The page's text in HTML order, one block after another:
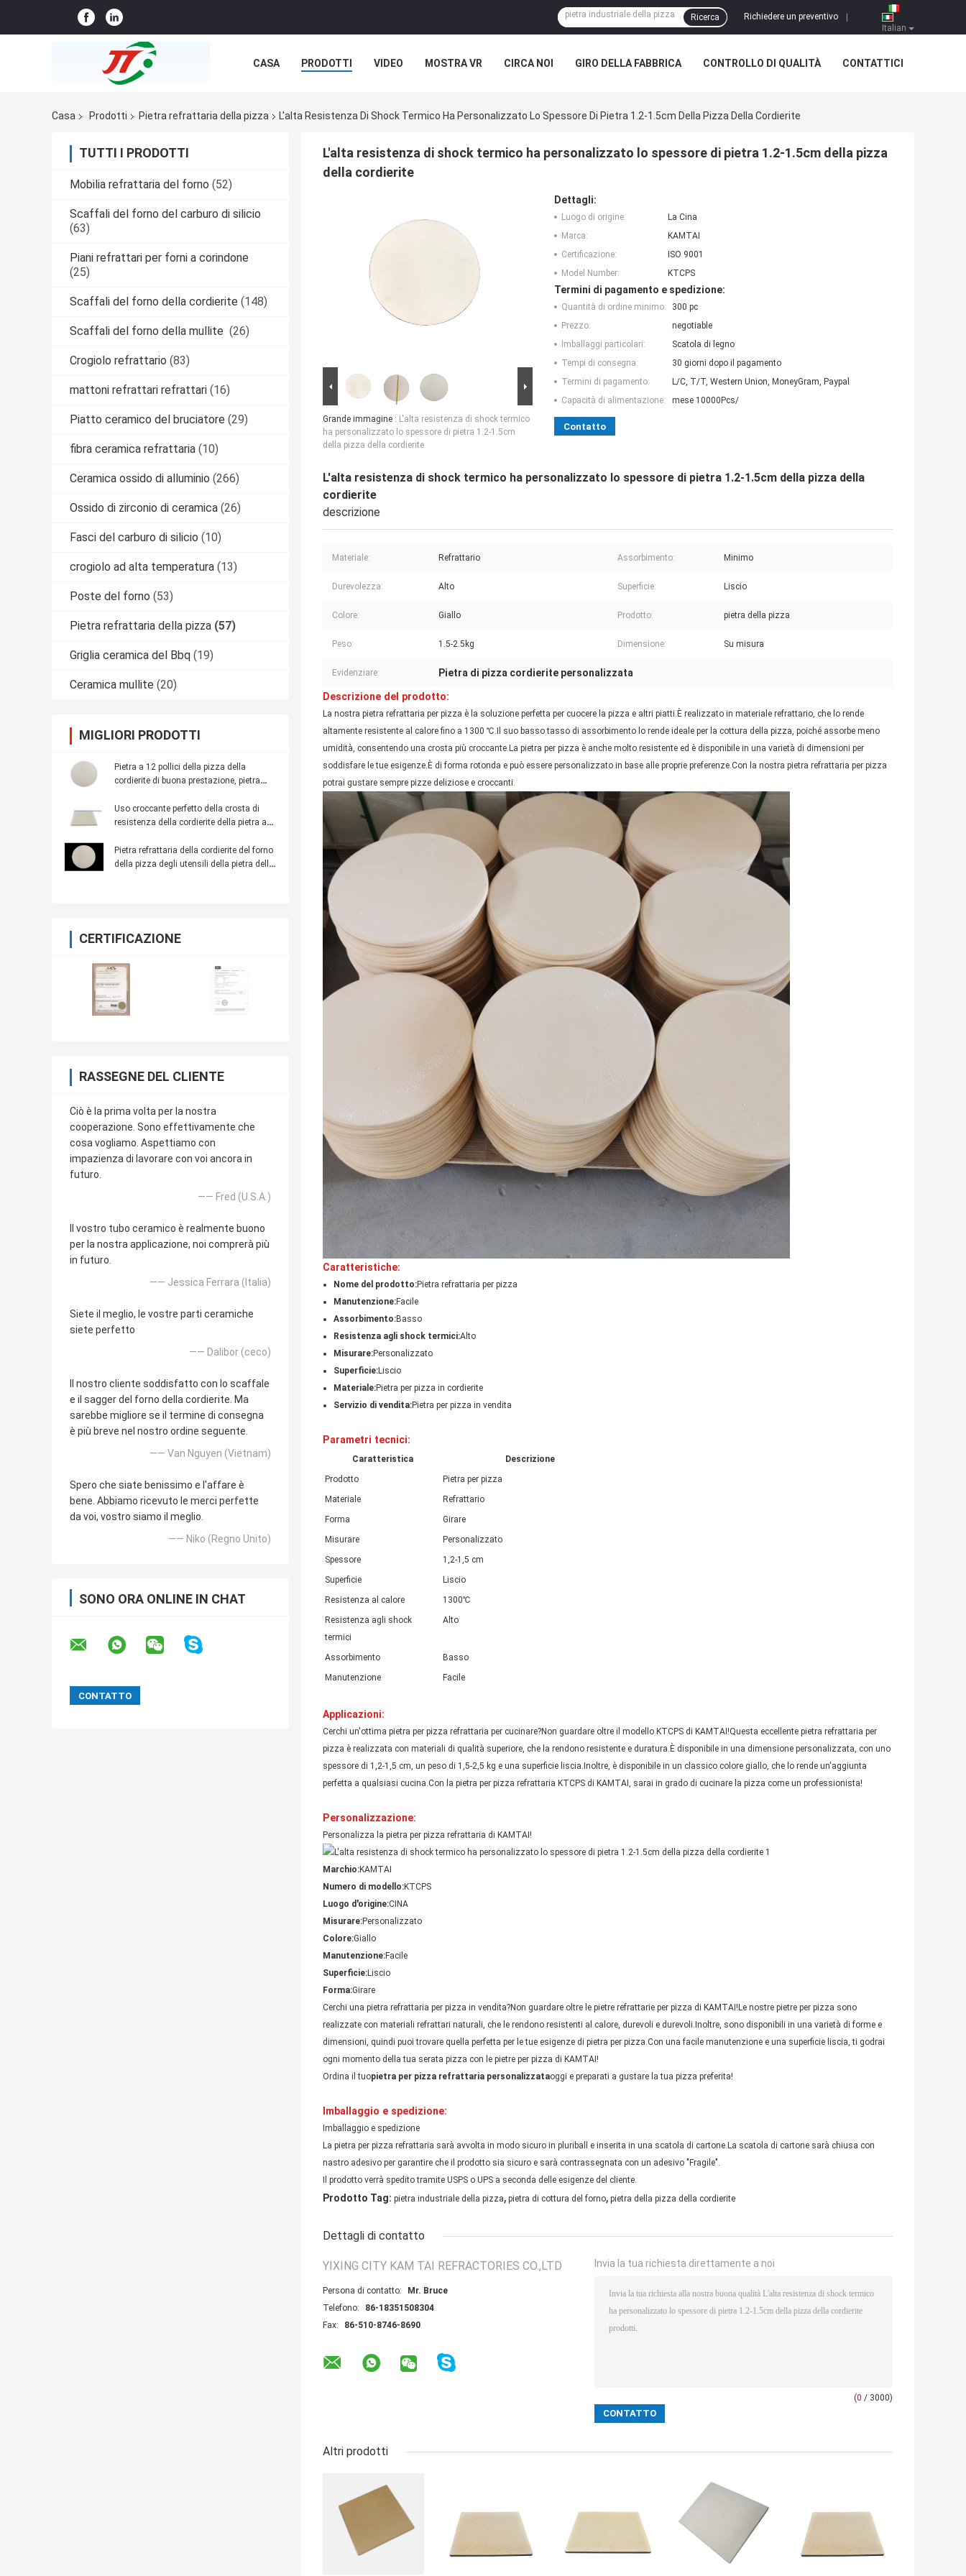
Italian
Richiedere un preventivo
Ricerca
CASA PRODOTTI VIDEO MOSTRA VR CIRCA NOI GIRO DELLA FABBRICA CONTROLLO DI QUALITÀ CONTATTICI
Casa
Prodotti Pietra refrattaria della pizza L'alta Resistenza Di Shock Termico Ha Personalizzato Lo Spessore Di Pietra 1.2-1.5cm Della Pizza Della Cordierite
TUTTI I PRODOTTI
Mobilia refrattaria del forno (52)
Scaffali del forno del carburo di silicio
(63)
Piani refrattari per forni a corindone
(25)
Scaffali del forno della cordierite (148)
Scaffali del forno della mullite (26)
Crogiolo refrattario (83)
mattoni refrattari refrattari (16)
Piatto ceramico del bruciatore (29)
fibra ceramica refrattaria (10)
Ceramica ossido di alluminio (266)
Ossido di zirconio di ceramica (26)
Fasci del carburo di silicio (10)
crogiolo ad alta temperatura (13)
Poste del forno (53)
Pietra refrattaria della pizza (57)
Griglia ceramica del Bbq (19)
Ceramica mullite (20)
MIGLIORI PRODOTTI
Pietra a 12 pollici della pizza della
cordierite di buona prestazione, pietra
Uso croccante perfetto della crosta di
resistenza della cordierite della pietra ad
Pietra refrattaria della cordierite del forno
della pizza degli utensili della pietra della
CERTIFICAZIONE
RASSEGNE DEL CLIENTE
Ciò è la prima volta per la nostra
cooperazione. Sono effettivamente che
cosa vogliamo. Aspettiamo con
impazienza di lavorare con voi ancora in
futuro.
—— Fred (U.S.A.)
Il vostro tubo ceramico è realmente buono
per la nostra applicazione, noi comprerà più
in futuro.
—— Jessica Ferrara (Italia)
Siete il meglio, le vostre parti ceramiche
siete perfetto
—— Dalibor (ceco)
Il nostro cliente soddisfatto con lo scaffale
e il sagger del forno della cordierite. Ma
sarebbe migliore se il termine di consegna
è più breve nel nostro ordine seguente.
—— Van Nguyen (Vietnam)
Spero che siate benissimo e l'affare è
bene. Abbiamo ricevuto le merci perfette
da voi, vostro siamo il meglio.
—— Niko (Regno Unito)
SONO ORA ONLINE IN CHAT
L'alta resistenza di shock termico ha personalizzato lo spessore di pietra 1.2-1.5cm della pizza
della cordierite
Grande immagine : L'alta resistenza di shock termico
ha personalizzato lo spessore di pietra 1.2-1.5cm
della pizza della cordierite
Dettagli:
Luogo di origine:
La Cina
Marca:
KAMTAI
Certificazione:
ISO 9001
Model Number:
KTCPS
Termini di pagamento e spedizione:
Quantità di ordine minimo:
300 pc
Prezzo:
negotiable
Imballaggi particolari:
Scatola di legno
Tempi di consegna:
30 giorni dopo il pagamento
Termini di pagamento:
L/C, T/T, Western Union, MoneyGram, Paypal
Capacità di alimentazione:
mese 10000Pcs/
Contatto
L'alta resistenza di shock termico ha personalizzato lo spessore di pietra 1.2-1.5cm della pizza della
cordierite
descrizione
Materiale: Refrattario Assorbimento: Minimo
Durevolezza: Alto Superficie: Liscio
Colore: Giallo Prodotto: pietra della pizza
Peso: 1.5-2.5kg Dimensione: Su misura
Evidenziare: Pietra di pizza cordierite personalizzata
Descrizione del prodotto:
La nostra pietra refrattaria per pizza è la soluzione perfetta per cuocere la pizza e altri piatti.È realizzato in materiale refrattario, che lo rende
altamente resistente al calore fino a 1300 ℃.Il suo basso tasso di assorbimento lo rende ideale per la cottura della pizza, poiché assorbe meno
umidità, consentendo una crosta più croccante.La pietra per pizza è anche molto resistente ed è disponibile in una varietà di dimensioni per
soddisfare le tue esigenze.È di forma rotonda e può essere personalizzato in base alle proprie preferenze.Con la nostra pietra refrattaria per pizza
potrai gustare sempre pizze deliziose e croccanti.
Caratteristiche:
Nome del prodotto:Pietra refrattaria per pizza
Manutenzione:Facile
Assorbimento:Basso
Resistenza agli shock termici:Alto
Misurare:Personalizzato
Superficie:Liscio
Materiale:Pietra per pizza in cordierite
Servizio di vendita:Pietra per pizza in vendita
Parametri tecnici:
Caratteristica
Descrizione
Prodotto
Pietra per pizza
Materiale
Refrattario
Forma
Girare
Misurare
Personalizzato
Spessore
1,2-1,5 cm
Superficie
Liscio
Resistenza al calore
1300℃
Resistenza agli shock
termici
Alto
Assorbimento
Basso
Manutenzione
Facile
Applicazioni:
Cerchi un'ottima pietra per pizza refrattaria per cucinare?Non guardare oltre il modello KTCPS di KAMTAI!Questa eccellente pietra refrattaria per
pizza è realizzata con materiali di qualità superiore, che la rendono resistente e duratura.È disponibile in una dimensione personalizzata, con uno
spessore di 1,2-1,5 cm, un peso di 1,5-2,5 kg e una superficie liscia.Inoltre, è disponibile in un classico colore giallo, che lo rende un'aggiunta
perfetta a qualsiasi cucina.Con la pietra per pizza refrattaria KTCPS di KAMTAI, sarai in grado di cucinare la pizza come un professionista!
Personalizzazione:
Personalizza la pietra per pizza refrattaria di KAMTAI!
Marchio:KAMTAI
Numero di modello:KTCPS
Luogo d'origine:CINA
Misurare:Personalizzato
Colore:Giallo
Manutenzione:Facile
Superficie:Liscio
Forma:Girare
Cerchi una pietra refrattaria per pizza in vendita?Non guardare oltre le pietre refrattarie per pizza di KAMTAI!Le nostre pietre per pizza sono
realizzate con materiali refrattari naturali, che le rendono resistenti al calore, durevoli e durevoli.Inoltre, sono disponibili in una varietà di forme e
dimensioni, quindi puoi trovare quella perfetta per le tue esigenze di pietra per pizza.Con una facile manutenzione e una superficie liscia, ti godrai
ogni momento della tua serata pizza con le pietre per pizza di KAMTAI!
Ordina il tuopietra per pizza refrattaria personalizzataoggi e preparati a gustare la tua pizza preferita!
Imballaggio e spedizione:
Imballaggio e spedizione
La pietra per pizza refrattaria sarà avvolta in modo sicuro in pluriball e inserita in una scatola di cartone.La scatola di cartone sarà chiusa con
nastro adesivo per garantire che il prodotto sia sicuro e sarà contrassegnata con un adesivo "Fragile".
Il prodotto verrà spedito tramite USPS o UPS a seconda delle esigenze del cliente.
Prodotto Tag: pietra industriale della pizza, pietra di cottura del forno, pietra della pizza della cordierite
Dettagli di contatto
YIXING CITY KAM TAI REFRACTORIES CO.,LTD
Persona di contatto:
Mr. Bruce
Telefono:
86-18351508304
Fax:
86-510-8746-8690
Invia la tua richiesta direttamente a noi
(0 / 3000)
Altri prodotti